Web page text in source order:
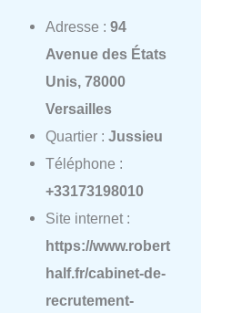
Adresse : 94
Avenue des États
Unis, 78000
Versailles
Quartier : Jussieu
Téléphone :
+33173198010
Site internet :
https://www.robert
half.fr/cabinet-de-
recrutement-